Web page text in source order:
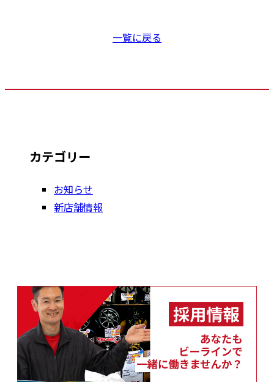
一覧に戻る
カテゴリー
お知らせ
新店舗情報